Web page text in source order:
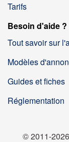
Tarifs
Besoin d'aide ?
Tout savoir sur
Modèles
Guides et fiches
Réglementation
© 2011-